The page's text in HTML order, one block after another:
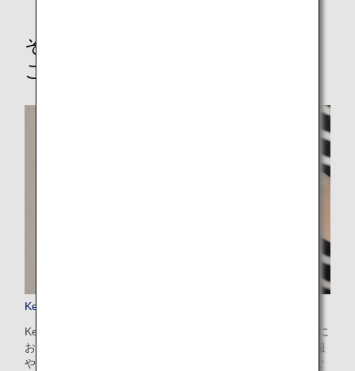
その他のオプショナルサービスの
ご案内
Keep My Fare
Keep My Fareは、お客様が航空券のご購入を決定するまでに
お時間がかかる場合（発券の72時間前まで）に、ご予約情報
や運賃情報を確保することのできる便利なサービスです。ご